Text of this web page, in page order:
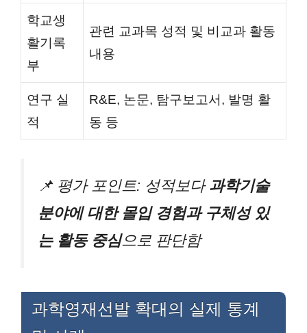
학교생
활기록
부
관련 교과목 성적 및 비교과 활동
내용
연구 실
적
R&E, 논문, 탐구보고서, 발명 활
동 등
📌 평가 포인트: 성적보다 과학기술
분야에 대한 몰입 경험과 구체성 있
는 활동 중심으로 판단함
과학영재선발 확대의 실제 통계